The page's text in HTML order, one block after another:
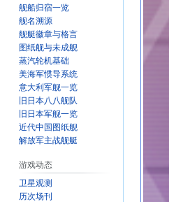
舰船归宿一览
舰名溯源
舰艇徽章与格言
图纸舰与未成舰
蒸汽轮机基础
美海军惯导系统
意大利军舰一览
旧日本八八舰队
旧日本军舰一览
近代中国图纸舰
解放军主战舰艇
游戏动态
卫星观测
历次场刊